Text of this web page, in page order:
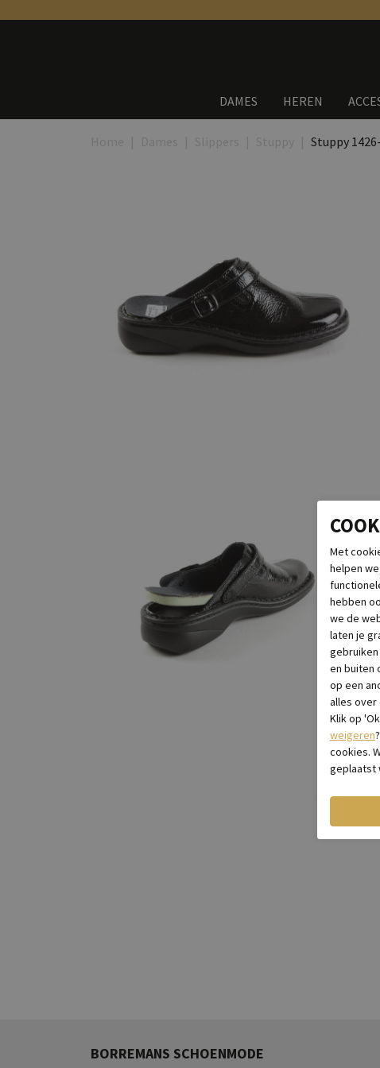
DAMES HEREN
Stuppy
BORREMANS SCHOENMODE
Met
helpen
hebben
we de
laten je
en buiten
op een
alles over
Klik op
weigeren
cookies.
geplaatst